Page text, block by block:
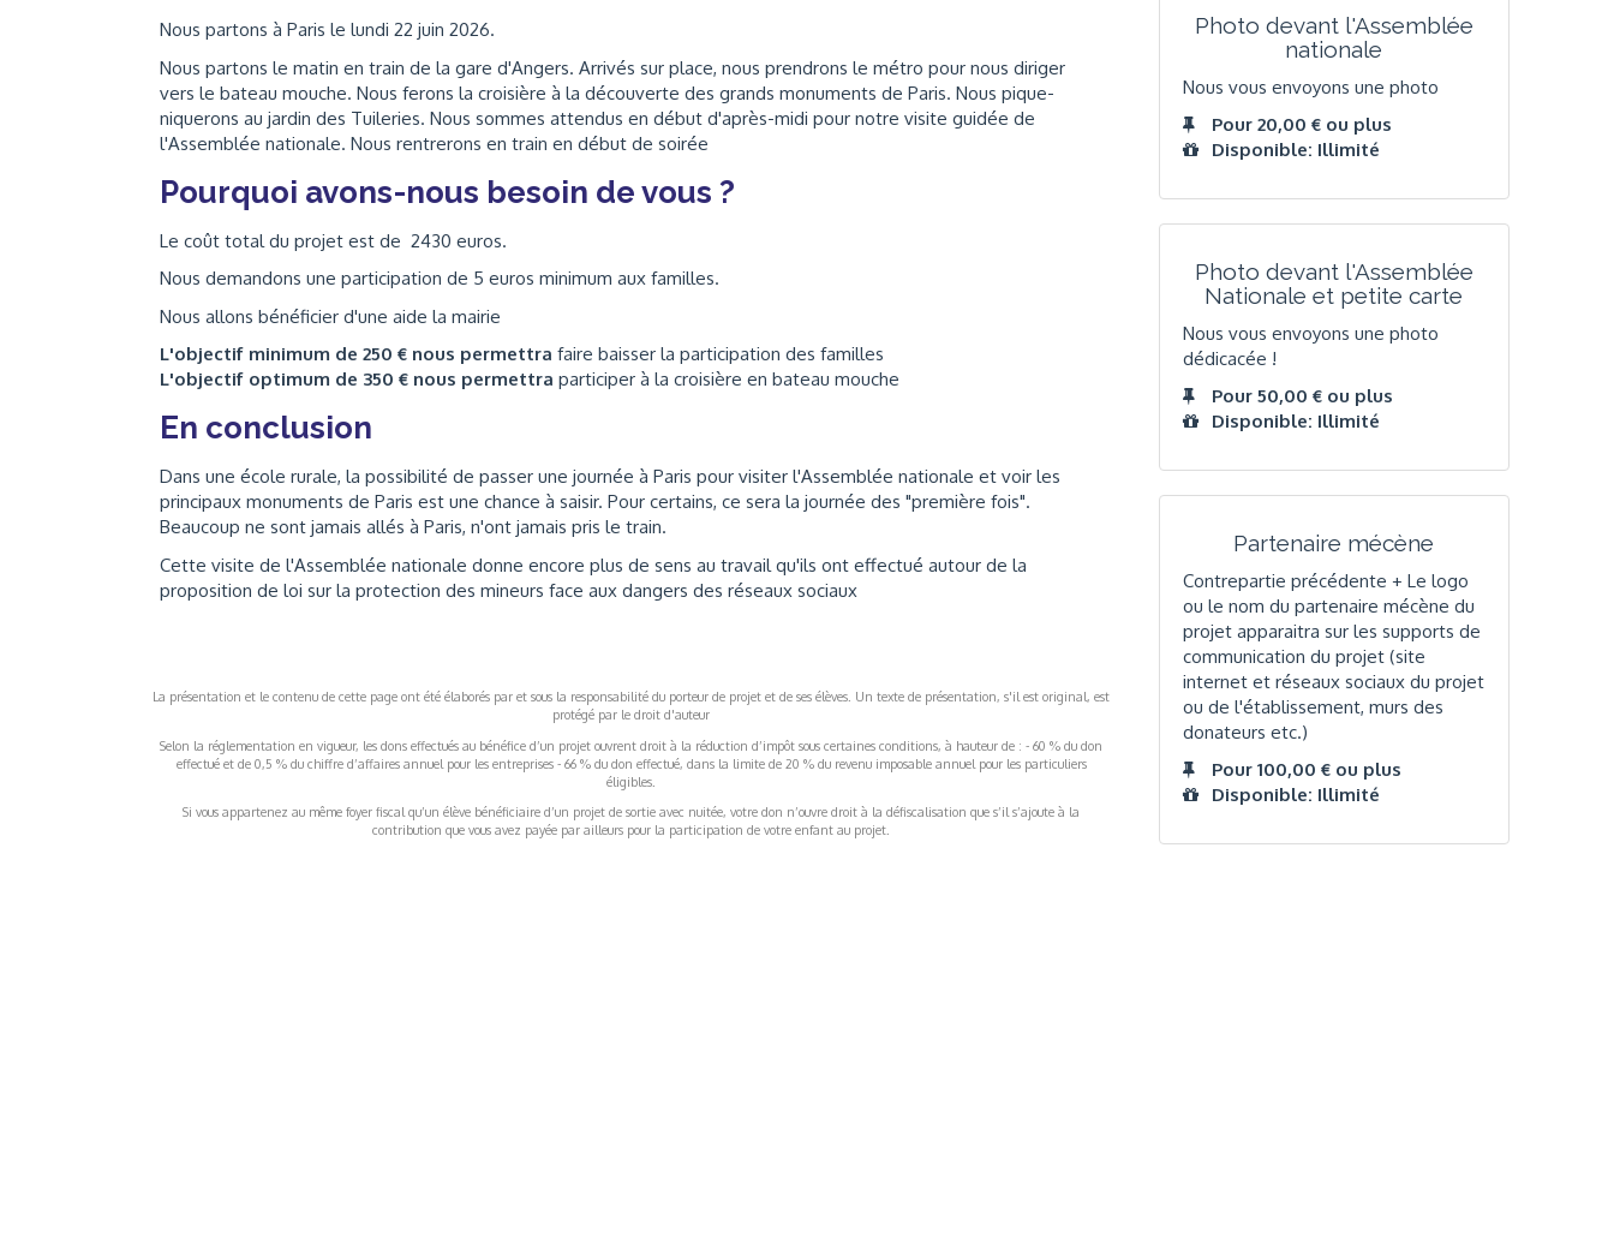
Nous partons à Paris le lundi 22 juin 2026.
Nous partons le matin en train de la gare d'Angers. Arrivés sur place, nous prendrons le métro pour nous diriger
vers le bateau mouche. Nous ferons la croisière à la découverte des grands monuments de Paris. Nous pique-
niquerons au jardin des Tuileries. Nous sommes attendus en début d'après-midi pour notre visite guidée de
l'Assemblée nationale. Nous rentrerons en train en début de soirée
Pourquoi avons-nous besoin de vous ?
Le coût total du projet est de 2430 euros.
Nous demandons une participation de 5 euros minimum aux familles.
Nous allons bénéficier d'une aide la mairie
L'objectif minimum de 250 € nous permettra faire baisser la participation des familles
L'objectif optimum de 350 € nous permettra participer à la croisière en bateau mouche
En conclusion
Dans une école rurale, la possibilité de passer une journée à Paris pour visiter l'Assemblée nationale et voir les
principaux monuments de Paris est une chance à saisir. Pour certains, ce sera la journée des "première fois".
Beaucoup ne sont jamais allés à Paris, n'ont jamais pris le train.
Cette visite de l'Assemblée nationale donne encore plus de sens au travail qu'ils ont effectué autour de la
proposition de loi sur la protection des mineurs face aux dangers des réseaux sociaux
La présentation et le contenu de cette page ont été élaborés par et sous la responsabilité du porteur de projet et de ses élèves. Un texte de présentation, s'il est original, est
protégé par le droit d'auteur
Selon la réglementation en vigueur, les dons effectués au bénéfice d’un projet ouvrent droit à la réduction d’impôt sous certaines conditions, à hauteur de : - 60 % du don
effectué et de 0,5 % du chiffre d’affaires annuel pour les entreprises - 66 % du don effectué, dans la limite de 20 % du revenu imposable annuel pour les particuliers
éligibles.
Si vous appartenez au même foyer fiscal qu’un élève bénéficiaire d’un projet de sortie avec nuitée, votre don n’ouvre droit à la défiscalisation que s’il s’ajoute à la
contribution que vous avez payée par ailleurs pour la participation de votre enfant au projet.
Photo devant l'Assemblée
nationale
Nous vous envoyons une photo
Pour 20,00 € ou plus
Disponible: Illimité
Photo devant l'Assemblée
Nationale et petite carte
Nous vous envoyons une photo
dédicacée !
Pour 50,00 € ou plus
Disponible: Illimité
Partenaire mécène
Contrepartie précédente + Le logo
ou le nom du partenaire mécène du
projet apparaitra sur les supports de
communication du projet (site
internet et réseaux sociaux du projet
ou de l'établissement, murs des
donateurs etc.)
Pour 100,00 € ou plus
Disponible: Illimité